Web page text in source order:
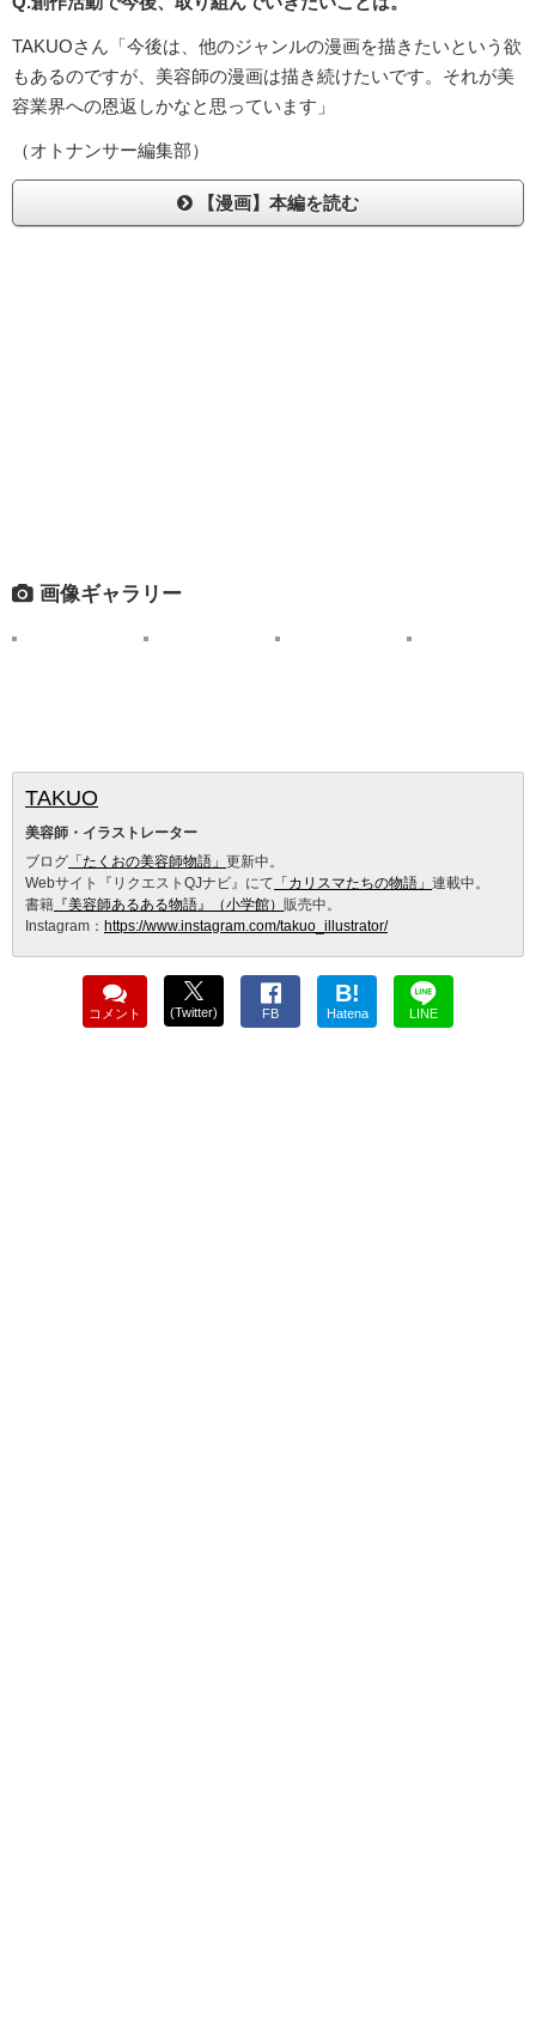
TAKUOさん「今後は、他のジャンルの漫画を描きたいという欲
もあるのですが、美容師の漫画は描き続けたいです。それが美
容業界への恩返しかなと思っています」
（オトナンサー編集部）
【漫画】本編を読む
画像ギャラリー
TAKUO
美容師・イラストレーター
ブログ 「たくおの美容師物語」 更新中。
Webサイト『リクエストQJナビ』にて 「カリスマたちの物語」 連載中。
書籍 『美容師あるある物語』（小学館） 販売中。
Instagram： https://www.instagram.com/takuo_illustrator/
コメント (Twitter) FB
B!
Hatena LINE